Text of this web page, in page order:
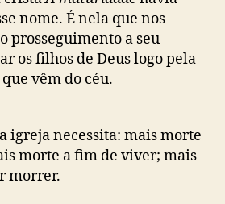
nome. É nela que nos
prosseguimento a seu
os filhos de Deus logo pela
vêm do céu.
igreja necessita: mais morte
morte a fim de viver; mais
morrer.